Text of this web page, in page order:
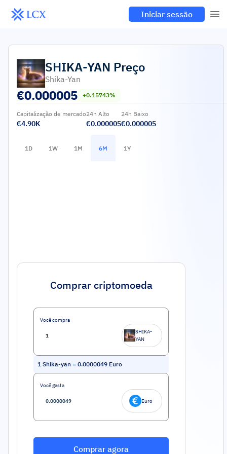
Iniciar sessão
SHIKA-YAN Preço
Shika-Yan
€0.000005 +0.15743%
Capitalização de mercado
€4.90K
24h Alto
€0.000005
24h Baixo
€0.000005
1D 1W 1M 6M 1Y
Comprar criptomoeda
Você compra
SHIKA-
YAN
1 Shika-yan = 0.0000049 Euro
Você gasta
Euro
Comprar agora